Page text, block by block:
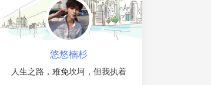
悠悠楠杉
人生之路，难免坎坷，但我执着